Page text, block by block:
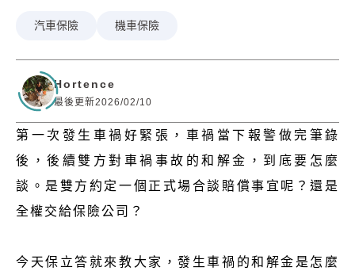
汽車保險 機車保險
Hortence
最後更新2026/02/10
第一次發生車禍好緊張，車禍當下報警做完筆錄
後，後續雙方對車禍事故的和解金，到底要怎麼
談。是雙方約定一個正式場合談賠償事宜呢？還是
全權交給保險公司？
今天保立答就來教大家，發生車禍的和解金是怎麼